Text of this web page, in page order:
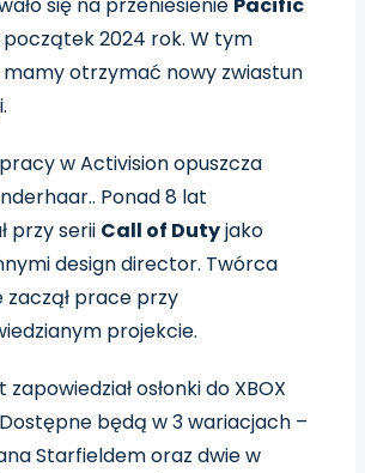
początek 2024 rok. W tym
otrzymać nowy zwiastun
w Activision opuszcza
Ponad 8 lat
przy serii Call of Dutyjako
design director. Twórca
zaczął prace przy
projekcie.
osłonki do XBOX
Dostępne będą w 3 wariacjach –
Starfieldem oraz dwie w